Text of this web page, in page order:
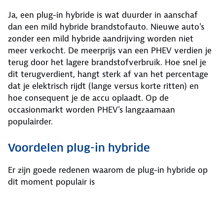
Ja, een plug-in hybride is wat duurder in aanschaf
dan een mild hybride brandstofauto. Nieuwe auto's
zonder een mild hybride aandrijving worden niet
meer verkocht. De meerprijs van een PHEV verdien je
terug door het lagere brandstofverbruik. Hoe snel je
dit terugverdient, hangt sterk af van het percentage
dat je elektrisch rijdt (lange versus korte ritten) en
hoe consequent je de accu oplaadt. Op de
occasionmarkt worden PHEV's langzaamaan
populairder.
Voordelen plug-in hybride
Er zijn goede redenen waarom de plug-in hybride op
dit moment populair is